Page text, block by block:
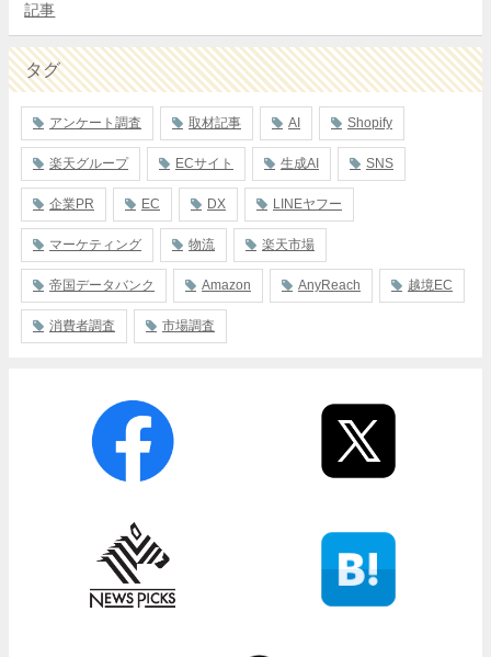
記事
タグ
アンケート調査 取材記事 AI Shopify
楽天グループ ECサイト 生成AI SNS
企業PR EC DX LINEヤフー
マーケティング 物流 楽天市場
帝国データバンク Amazon AnyReach 越境EC
消費者調査 市場調査